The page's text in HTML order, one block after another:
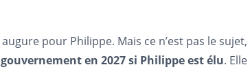
pour Philippe. Mais ce n’est pas le
en 2027 si Philippe est élu.